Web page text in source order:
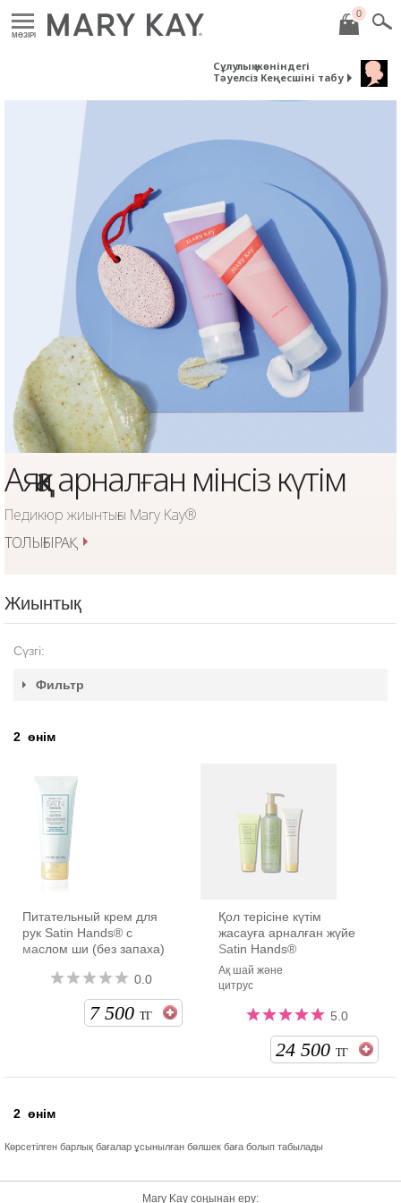
MӘЗІРІ
0
Сұлулық жөніндегі
Тәуелсіз Кеңесшіні табу
Аяққа арналған мінсіз күтім
Педикюр жиынтығы Mary Kay®
ТОЛЫҒЫРАҚ
Жиынтық
Сүзгі:
Фильтр
2 өнім
Питательный крем для
рук Satin Hands® с
маслом ши (без запаха)
0.0
7 500 ТГ
Қол терісіне күтім
жасауға арналған жүйе
Satin Hands®
Ақ шай және
цитрус
5.0
24 500 ТГ
2 өнім
Көрсетілген барлық бағалар ұсынылған бөлшек баға болып табылады
Mary Kay соңынан еру: